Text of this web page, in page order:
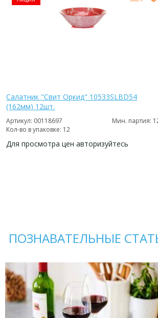
Салатник "Свит Оркид" 10533SLBD54
(162мм) 12шт.
Артикул: 00118697
Мин. партия:
Кол-во в упаковке: 12
Для просмотра цен авторизуйтесь
ПОЗНАВАТЕЛЬНЫЕ